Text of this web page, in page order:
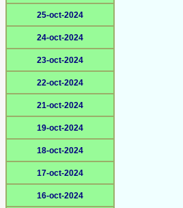
25-oct-2024
24-oct-2024
23-oct-2024
22-oct-2024
21-oct-2024
19-oct-2024
18-oct-2024
17-oct-2024
16-oct-2024